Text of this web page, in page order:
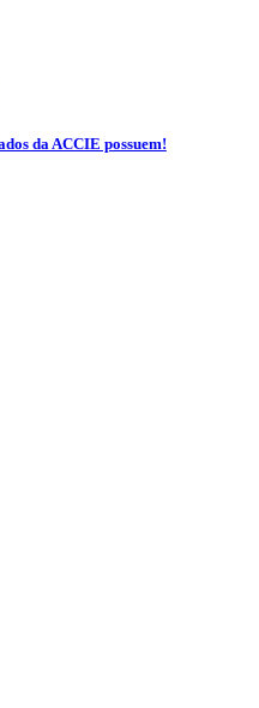
da ACCIE possuem!